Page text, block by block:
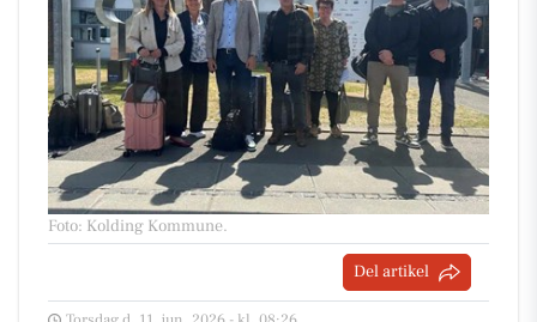
Foto: Kolding Kommune.
Del artikel